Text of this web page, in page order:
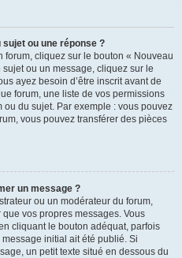
ou une réponse ?
cliquez sur le bouton « Nouveau
ou un message, cliquez sur le
ayez besoin d’être inscrit avant de
forum, une liste de vos permissions
ou du sujet. Par exemple : vous pouvez
vous pouvez transférer des pièces
un message ?
ou un modérateur du forum,
vos propres messages. Vous
cliquant le bouton adéquat, parfois
initial ait été publié. Si
un petit texte situé en dessous du